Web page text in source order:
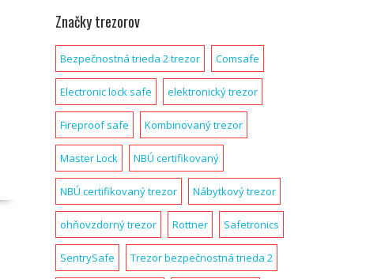
Značky trezorov
Bezpečnostná trieda 2 trezor Comsafe
Electronic lock safe elektronický trezor
Fireproof safe Kombinovaný trezor
Master Lock NBÚ certifikovaný
NBÚ certifikovaný trezor Nábytkový trezor
ohňovzdorný trezor Rottner Safetronics
SentrySafe Trezor bezpečnostná trieda 2